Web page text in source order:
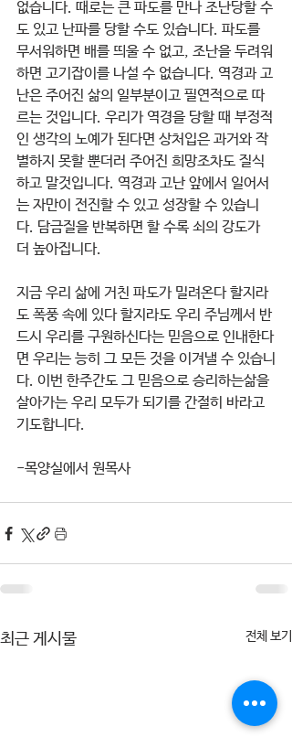
없습니다. 때로는 큰 파도를 만나 조난당할 수
도 있고 난파를 당할 수도 있습니다. 파도를
무서워하면 배를 띄울 수 없고, 조난을 두려워
하면 고기잡이를 나설 수 없습니다. 역경과 고
난은 주어진 삶의 일부분이고 필연적으로 따
르는 것입니다. 우리가 역경을 당할 때 부정적
인 생각의 노예가 된다면 상처입은 과거와 작
별하지 못할 뿐더러 주어진 희망조차도 질식
하고 말것입니다. 역경과 고난 앞에서 일어서
는 자만이 전진할 수 있고 성장할 수 있습니
다. 담금질을 반복하면 할 수록 쇠의 강도가
더 높아집니다.
지금 우리 삶에 거친 파도가 밀려온다 할지라
도 폭풍 속에 있다 할지라도 우리 주님께서 반
드시 우리를 구원하신다는 믿음으로 인내한다
면 우리는 능히 그 모든 것을 이겨낼 수 있습니
다. 이번 한주간도 그 믿음으로 승리하는삶을
살아가는 우리 모두가 되기를 간절히 바라고
기도합니다.
-목양실에서 원목사
최근 게시물 전체 보기